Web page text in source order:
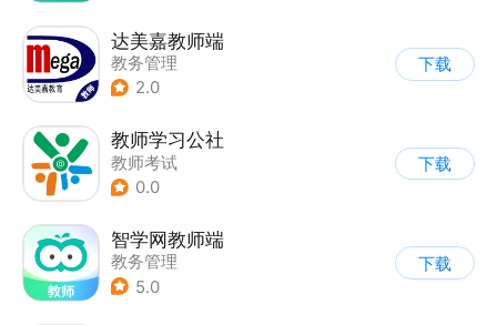
达美嘉教师端
教务管理
2.0
下载
教师学习公社
教师考试
0.0
下载
智学网教师端
教务管理
5.0
下载